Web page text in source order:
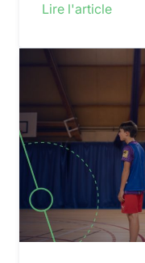
Lire l'article